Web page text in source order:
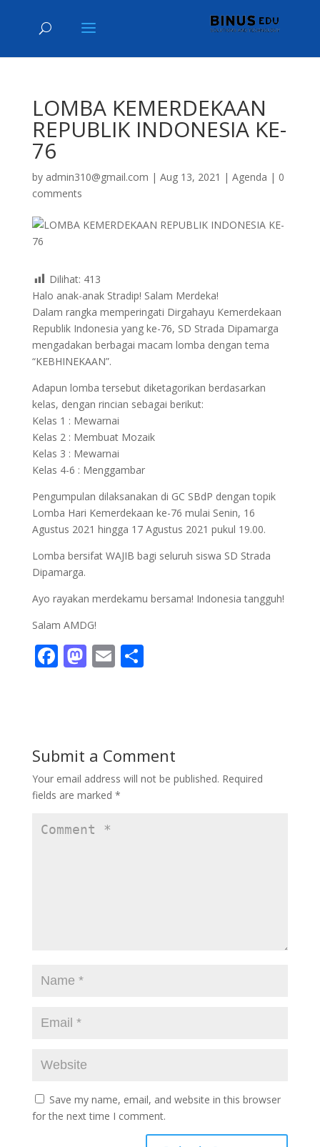
LOMBA KEMERDEKAAN
REPUBLIK INDONESIA KE-
76
by admin310@gmail.com | Aug 13, 2021 | Agenda | 0
comments
Dilihat: 413
Halo anak-anak Stradip! Salam Merdeka!
Dalam rangka memperingati Dirgahayu Kemerdekaan
Republik Indonesia yang ke-76, SD Strada Dipamarga
mengadakan berbagai macam lomba dengan tema
“KEBHINEKAAN”.
Adapun lomba tersebut diketagorikan berdasarkan
kelas, dengan rincian sebagai berikut:
Kelas 1 : Mewarnai
Kelas 2 : Membuat Mozaik
Kelas 3 : Mewarnai
Kelas 4-6 : Menggambar
Pengumpulan dilaksanakan di GC SBdP dengan topik
Lomba Hari Kemerdekaan ke-76 mulai Senin, 16
Agustus 2021 hingga 17 Agustus 2021 pukul 19.00.
Lomba bersifat WAJIB bagi seluruh siswa SD Strada
Dipamarga.
Ayo rayakan merdekamu bersama! Indonesia tangguh!
Salam AMDG!
F
o
o
k
M
o
n
E S
Submit a Comment
Your email address will not be published. Required
fields are marked *
Save my name, email, and website in this browser
for the next time I comment.